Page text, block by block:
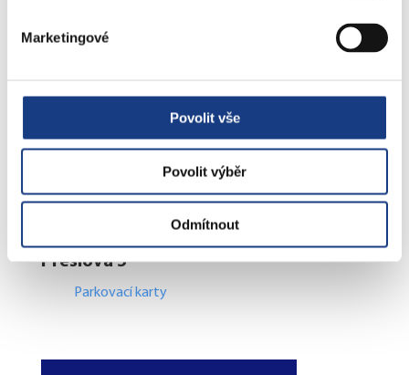
Marketingové
Povolit vše
Povolit výběr
Odmítnout
Poplatky
Volby
Štefánikova 17
Preslova 5
Parkovací karty